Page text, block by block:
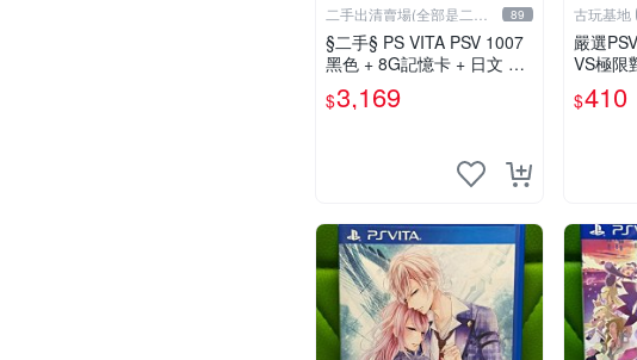
二手出清賣場(全部是二手
商品)
89
§二手§ PS VITA PSV 1007
黑色 + 8G記憶卡 + 日文 初
音未來 F 2nd 遊戲卡片｜郵
局寄送｜未含運｜購買前請
$3,169
古玩基地
嚴選
VS極限
實測順
sv 遊戲
$410